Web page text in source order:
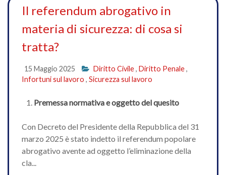
Il referendum abrogativo in
materia di sicurezza: di cosa si
tratta?
15 Maggio 2025 Diritto Civile, Diritto Penale,
Infortuni sul lavoro , Sicurezza sul lavoro
Premessa normativa e oggetto del quesito
Con Decreto del Presidente della Repubblica del 31
marzo 2025 è stato indetto il referendum popolare
abrogativo avente ad oggetto l’eliminazione della
cla...